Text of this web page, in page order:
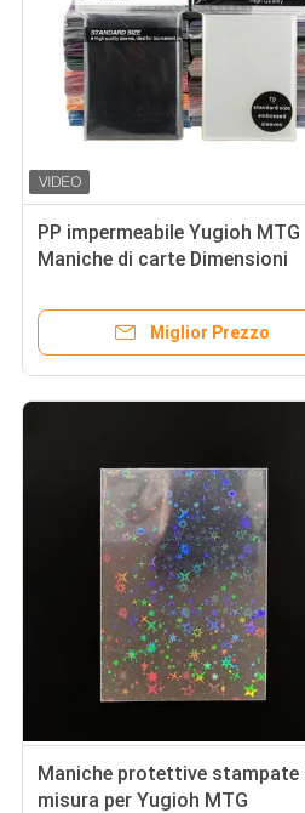
PP impermeabile Yugioh MTG
Maniche di carte Dimensioni
Miglior Prezzo
Maniche protettive stampate
misura per Yugioh MTG